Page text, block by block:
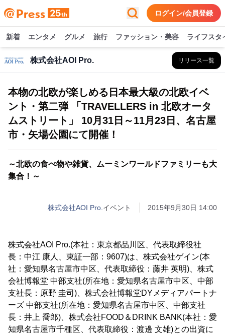
ログイン/会員登録
新着 エンタメ グルメ 旅行 ファッション・美容 ライフスタ
株式会社AOI Pro. リリース一覧
本物の北欧が楽しめる日本最大級の北欧イベ
ント・第二弾 「TRAVELLERS in 北欧オータ
ムストリート」 10月31日～11月23日、名古屋
市・矢場公園にて開催！
～北欧の食べ物や雑貨、ムーミンワールドファミリーも大
集合！～
株式会社AOI Pro. イベント 2015年9月30日 14:00
株式会社AOI Pro.(本社：東京都品川区、代表取締役社
長：中江 康人、東証一部：9607)は、株式会社ゲイン(本
社：愛知県名古屋市中区、代表取締役：藤井 英明)、株式
会社博報堂 中部支社(所在地：愛知県名古屋市中区、中部
支社長：原野 圭司)、株式会社博報堂DYメディアパートナ
ーズ 中部支社(所在地：愛知県名古屋市中区、中部支社
長：井上 喬郎)、株式会社FOOD＆DRINK BANK(本社：愛
知県名古屋市千種区、代表取締役：渡邊 文雄)との出資に